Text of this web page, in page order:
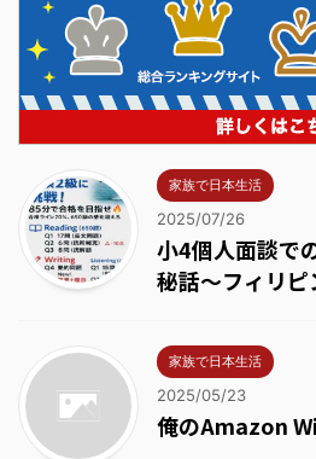
家族で日本生活
2025/07/26
小4個人面談で
秘話～フィリ
家族で日本生活
2025/05/23
俺のAmazon